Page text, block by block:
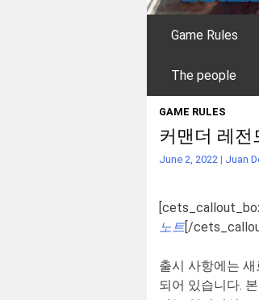
Game Rules
The people
GAME RULES
커맨더 레전
June 2, 2022 | Juan
[cets_callout_box
노트[/
출시 사항에는
되어 있습니다.